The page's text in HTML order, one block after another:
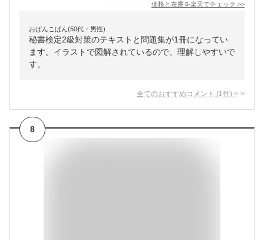
価格と在庫を楽天でチェック >>
おぱんこぱん(50代・男性)
秘書検定2級対策のテキストと問題集が1冊になってい
ます。イラストで図解されているので、理解しやすいで
す。
全てのおすすめコメント (1 件) >
8